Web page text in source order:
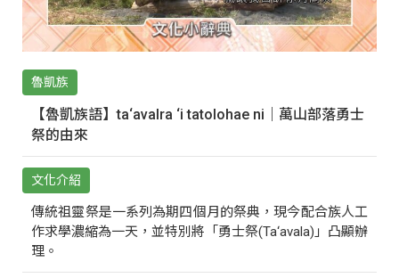
魯凱族
【魯凱族語】ta‘avalra ‘i tatolohae ni｜萬山部落勇士
祭的由來
文化介紹
傳統祖靈祭是一系列為期四個月的祭典，現今配合族人工
作求學濃縮為一天，並特別將「勇士祭(Ta‘avala)」凸顯辦
理。